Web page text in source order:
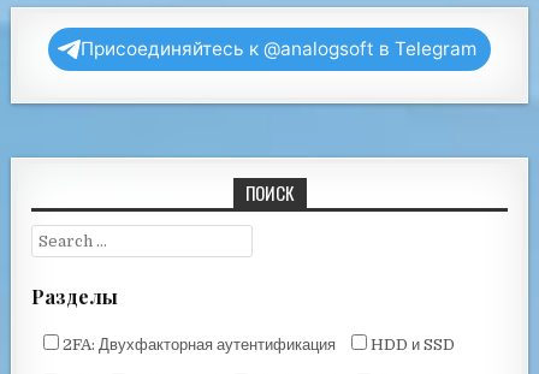
Присоединяйтесь к @analogsoft в Telegram
ПОИСК
Разделы
2FA: Двухфакторная аутентификация HDD и SSD